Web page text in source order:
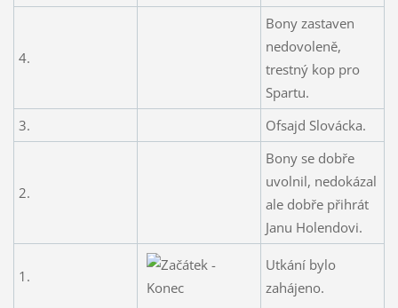
4.
Bony zastaven
nedovoleně,
trestný kop pro
Spartu.
3.
Ofsajd Slovácka.
2.
Bony se dobře
uvolnil, nedokázal
ale dobře přihrát
Janu Holendovi.
1.
Utkání bylo
zahájeno.